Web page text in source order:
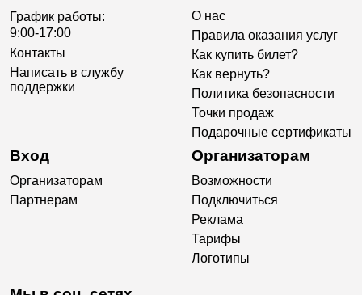
График работы:
9:00-17:00
Контакты
Написать в службу
поддержки
О нас
Правила оказания услуг
Как купить билет?
Как вернуть?
Политика безопасности
Точки продаж
Подарочные сертификаты
Вход
Организаторам
Партнерам
Организаторам
Возможности
Подключиться
Реклама
Тарифы
Логотипы